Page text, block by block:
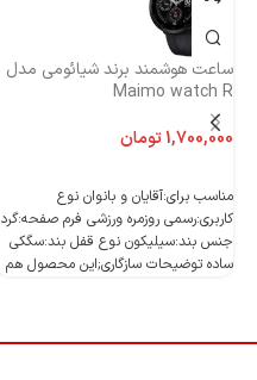
ساعت هوشمند برند شیائومی مدل
Maimo watch R
تومان
مناسب برای:آقایان و بانوان نوع
کاربری:رسمی روزمره ورزشی فرم صفحه:گرد
جنس بند:سیلیکون نوع قفل بند:سگکی
ساده توضیحات سازگاری;این محصول هم